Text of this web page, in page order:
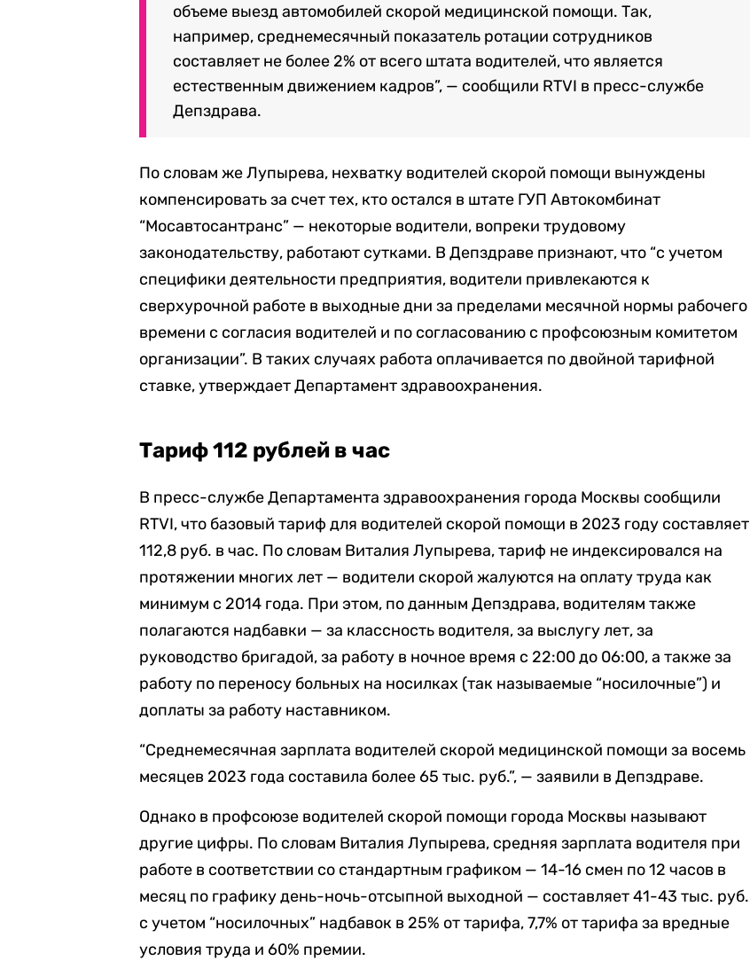
объеме выезд автомобилей скорой медицинской помощи. Так,
например, среднемесячный показатель ротации сотрудников
составляет не более 2% от всего штата водителей, что является
естественным движением кадров”, — сообщили RTVI в пресс-службе
Депздрава.
По словам же Лупырева, нехватку водителей скорой помощи вынуждены
компенсировать за счет тех, кто остался в штате ГУП Автокомбинат
“Мосавтосантранс” — некоторые водители, вопреки трудовому
законодательству, работают сутками. В Депздраве признают, что “с учетом
специфики деятельности предприятия, водители привлекаются к
сверхурочной работе в выходные дни за пределами месячной нормы рабочего
времени с согласия водителей и по согласованию с профсоюзным комитетом
организации”. В таких случаях работа оплачивается по двойной тарифной
ставке, утверждает Департамент здравоохранения.
Тариф 112 рублей в час
В пресс-службе Департамента здравоохранения города Москвы сообщили
RTVI, что базовый тариф для водителей скорой помощи в 2023 году составляет
112,8 руб. в час. По словам Виталия Лупырева, тариф не индексировался на
протяжении многих лет — водители скорой жалуются на оплату труда как
минимум с 2014 года. При этом, по данным Депздрава, водителям также
полагаются надбавки — за классность водителя, за выслугу лет, за
руководство бригадой, за работу в ночное время с 22:00 до 06:00, а также за
работу по переносу больных на носилках (так называемые “носилочные”) и
доплаты за работу наставником.
“Среднемесячная зарплата водителей скорой медицинской помощи за восемь
месяцев 2023 года составила более 65 тыс. руб.”, — заявили в Депздраве.
Однако в профсоюзе водителей скорой помощи города Москвы называют
другие цифры. По словам Виталия Лупырева, средняя зарплата водителя при
работе в соответствии со стандартным графиком — 14-16 смен по 12 часов в
месяц по графику день-ночь-отсыпной выходной — составляет 41-43 тыс. руб.
с учетом “носилочных” надбавок в 25% от тарифа, 7,7% от тарифа за вредные
условия труда и 60% премии.